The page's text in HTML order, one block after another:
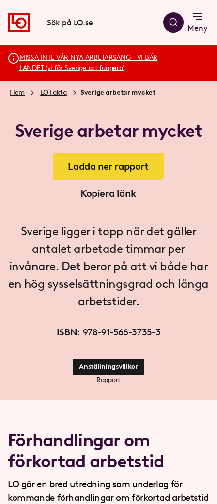
Meny
MISSA INTE VÅR NYA ARBETARSÅNG - VI BÄR
LANDET (vi får Sverige att fungera)
Hem LO Fakta Sverige arbetar mycket
Sverige arbetar mycket
Ladda ner rapport
Kopiera länk
Sverige ligger i topp när det gäller
antalet arbetade timmar per
invånare. Det beror på att vi både har
en hög sysselsättningsgrad och långa
arbetstider.
ISBN: 978-91-566-3735-3
Anställningsvillkor
Rapport
Förhandlingar om
förkortad arbetstid
LO gör en bred utredning som underlag för
kommande förhandlingar om förkortad arbetstid